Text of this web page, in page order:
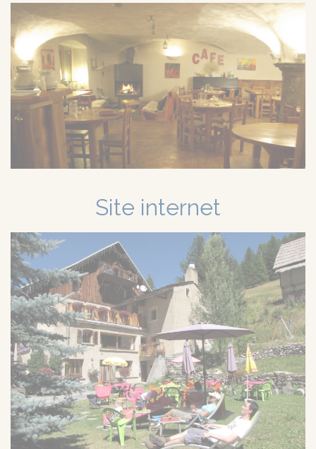
Site internet